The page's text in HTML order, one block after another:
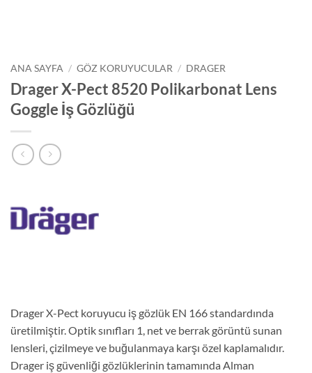
ANA SAYFA / GÖZ KORUYUCULAR / DRAGER
Drager X-Pect 8520 Polikarbonat Lens
Goggle İş Gözlüğü
Drager X-Pect koruyucu iş gözlük EN 166 standardında
üretilmiştir. Optik sınıfları 1, net ve berrak görüntü sunan
lensleri, çizilmeye ve buğulanmaya karşı özel kaplamalıdır.
Drager iş güvenliği gözlüklerinin tamamında Alman